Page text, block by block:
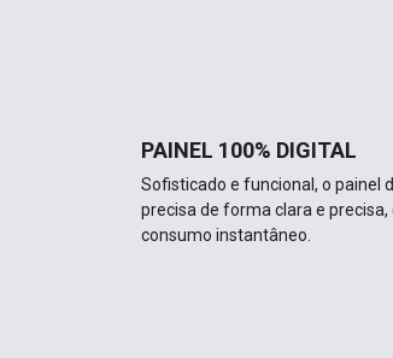
PAINEL 100% DIGITAL
Sofisticado e funcional, o painel
precisa de forma clara e
consumo instantâneo.